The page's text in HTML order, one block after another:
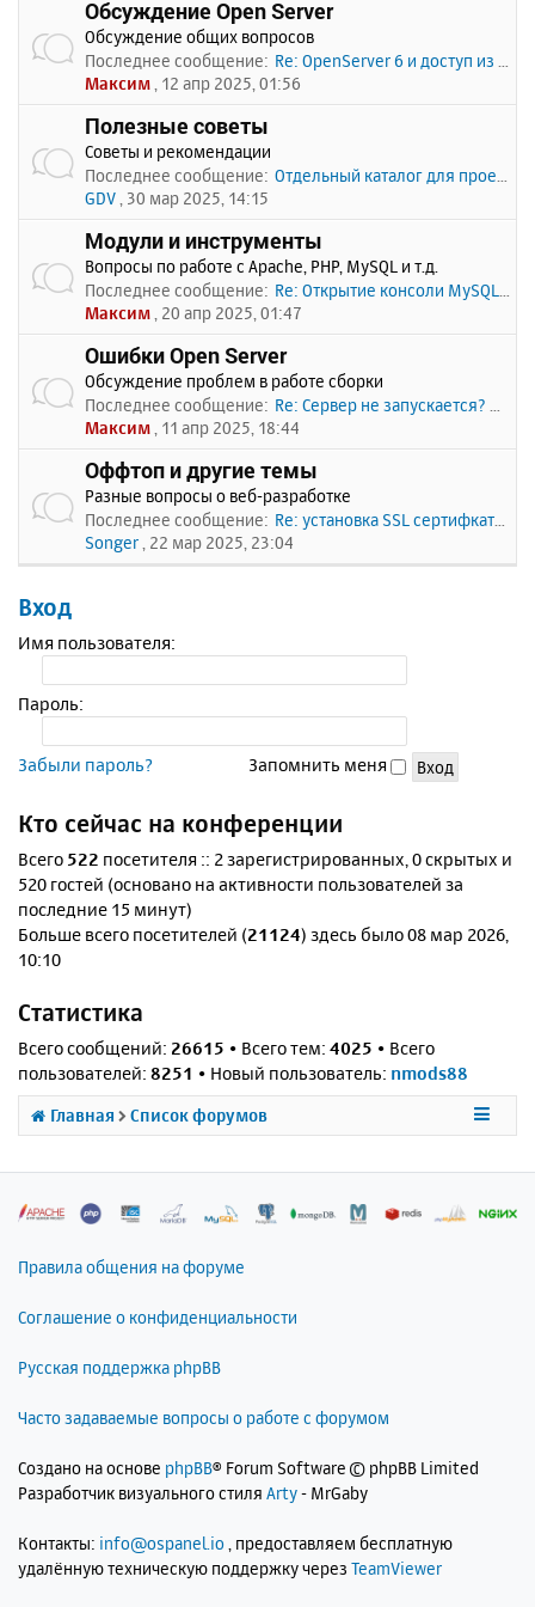
Обсуждение Open Server
Обсуждение общих вопросов
Последнее сообщение: Re: OpenServer 6 и доступ из …
Максим , 12 апр 2025, 01:56
Полезные советы
Советы и рекомендации
Последнее сообщение: Отдельный каталог для проекто…
GDV , 30 мар 2025, 14:15
Модули и инструменты
Вопросы по работе с Apache, PHP, MySQL и т.д.
Последнее сообщение: Re: Открытие консоли MySQL по…
Максим , 20 апр 2025, 01:47
Ошибки Open Server
Обсуждение проблем в работе сборки
Последнее сообщение: Re: Сервер не запускается? Пи…
Максим , 11 апр 2025, 18:44
Оффтоп и другие темы
Разные вопросы о веб-разработке
Последнее сообщение: Re: установка SSL сертифката
Songer , 22 мар 2025, 23:04
Вход
Имя пользователя:
Пароль:
Забыли пароль? Запомнить меня
Кто сейчас на конференции
Всего 522 посетителя :: 2 зарегистрированных, 0 скрытых и
520 гостей (основано на активности пользователей за
последние 15 минут)
Больше всего посетителей (21124) здесь было 08 мар 2026,
10:10
Статистика
Всего сообщений: 26615 • Всего тем: 4025 • Всего
пользователей: 8251 • Новый пользователь: nmods88
Главная Список форумов
Правила общения на форуме
Соглашение о конфиденциальности
Русская поддержка phpBB
Часто задаваемые вопросы о работе с форумом
Создано на основе phpBB® Forum Software © phpBB Limited
Разработчик визуального стиля Arty- MrGaby
Контакты: info@ospanel.io , предоставляем бесплатную
удалённую техническую поддержку через TeamViewer